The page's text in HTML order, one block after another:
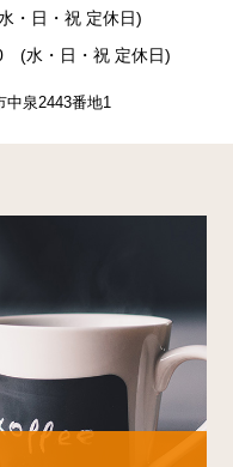
・日・祝 定休日)
(水・日・祝 定休日)
泉2443番地1